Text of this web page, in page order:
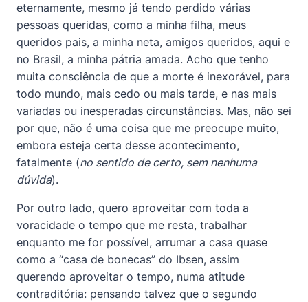
eternamente, mesmo já tendo perdido várias
pessoas queridas, como a minha filha, meus
queridos pais, a minha neta, amigos queridos, aqui e
no Brasil, a minha pátria amada. Acho que tenho
muita consciência de que a morte é inexorável, para
todo mundo, mais cedo ou mais tarde, e nas mais
variadas ou inesperadas circunstâncias. Mas, não sei
por que, não é uma coisa que me preocupe muito,
embora esteja certa desse acontecimento,
fatalmente (no sentido de certo, sem nenhuma
dúvida).
Por outro lado, quero aproveitar com toda a
voracidade o tempo que me resta, trabalhar
enquanto me for possível, arrumar a casa quase
como a “casa de bonecas” do Ibsen, assim
querendo aproveitar o tempo, numa atitude
contraditória: pensando talvez que o segundo